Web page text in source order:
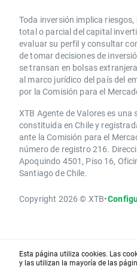
Toda inversión implica
total o parcial del capital
evaluar su perfil y consultar
de tomar decisiones de
se transan en bolsas
al marco jurídico del país del
por la Comisión para el
XTB Agente de Valores es
constituida en Chile y
ante la Comisión para el
número de registro 216.
Apoquindo 4501, Piso 16,
Santiago de Chile.
Copyright 2026 © XTB•
Esta página utiliza cookies. Las
y las utilizan la mayoría de las